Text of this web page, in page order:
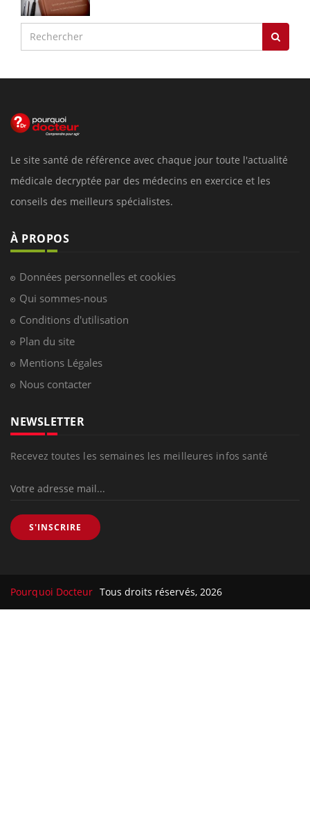
Le site santé de référence avec chaque jour toute l'actualité
médicale decryptée par des médecins en exercice et les
conseils des meilleurs spécialistes.
À PROPOS
Données personnelles et cookies
Qui sommes-nous
Conditions d'utilisation
Plan du site
Mentions Légales
Nous contacter
NEWSLETTER
Recevez toutes les semaines les meilleures infos santé
S'INSCRIRE
Pourquoi Docteur Tous droits réservés, 2026